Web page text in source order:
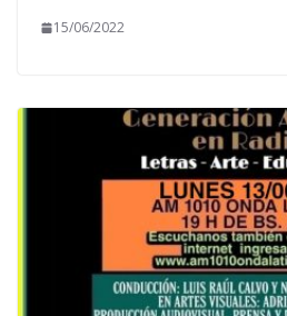
15/06/2022